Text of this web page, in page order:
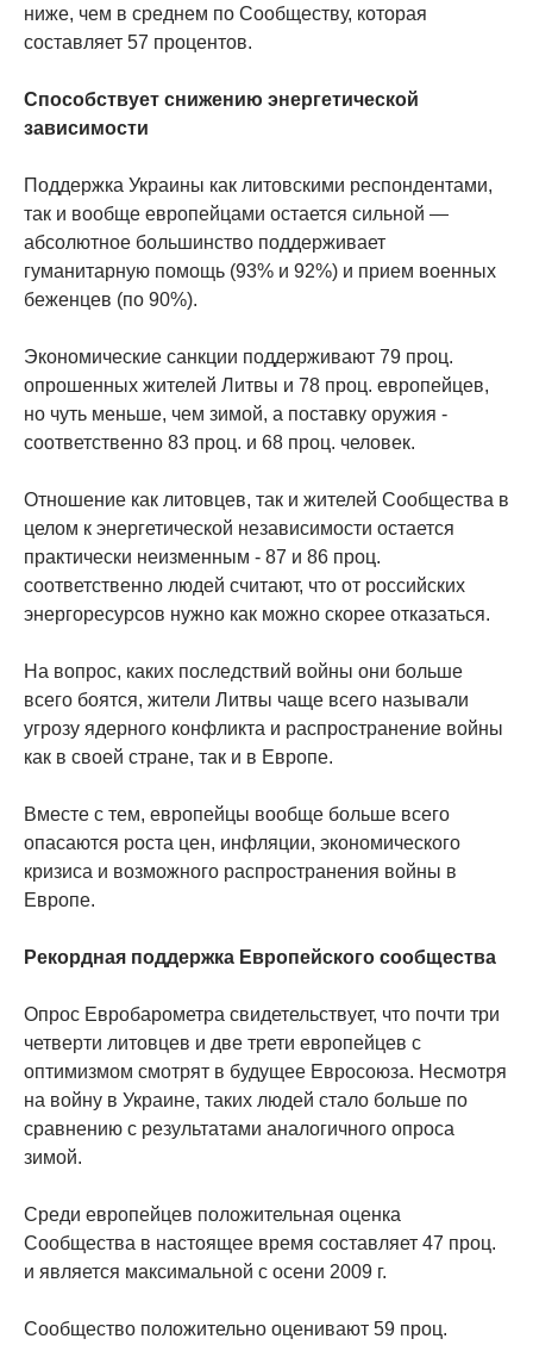
ниже, чем в среднем по Сообществу, которая
составляет 57 процентов.
Способствует снижению энергетической
зависимости
Поддержка Украины как литовскими респондентами,
так и вообще европейцами остается сильной —
абсолютное большинство поддерживает
гуманитарную помощь (93% и 92%) и прием военных
беженцев (по 90%).
Экономические санкции поддерживают 79 проц.
опрошенных жителей Литвы и 78 проц. европейцев,
но чуть меньше, чем зимой, а поставку оружия -
соответственно 83 проц. и 68 проц. человек.
Отношение как литовцев, так и жителей Сообщества в
целом к ​​энергетической независимости остается
практически неизменным - 87 и 86 проц.
соответственно людей считают, что от российских
энергоресурсов нужно как можно скорее отказаться.
На вопрос, каких последствий войны они больше
всего боятся, жители Литвы чаще всего называли
угрозу ядерного конфликта и распространение войны
как в своей стране, так и в Европе.
Вместе с тем, европейцы вообще больше всего
опасаются роста цен, инфляции, экономического
кризиса и возможного распространения войны в
Европе.
Рекордная поддержка Европейского сообщества
Опрос Евробарометра свидетельствует, что почти три
четверти литовцев и две трети европейцев с
оптимизмом смотрят в будущее Евросоюза. Несмотря
на войну в Украине, таких людей стало больше по
сравнению с результатами аналогичного опроса
зимой.
Среди европейцев положительная оценка
Сообщества в настоящее время составляет 47 проц.
и является максимальной с осени 2009 г.
Сообщество положительно оценивают 59 проц.